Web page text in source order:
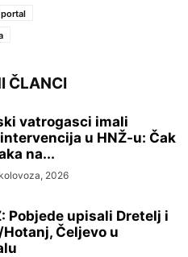
ČLANCI
vatrogasci imali
u HNŽ-u: Čak
na...
2026
Pobjede upisali Dretelj i
Čeljevo u